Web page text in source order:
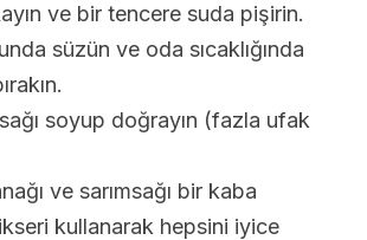
ve bir tencere suda pişirin.
süzün ve oda sıcaklığında
soyup doğrayın (fazla ufak
ve sarımsağı bir kaba
kullanarak hepsini iyice